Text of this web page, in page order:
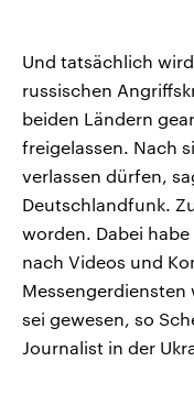
Und tatsächlich
russischen
beiden Ländern
freigelassen. Nach
verlassen dürfen,
Deutschlandfunk.
worden. Dabei
nach Videos und
Messengerdiensten
sei gewesen, so
Journalist in der